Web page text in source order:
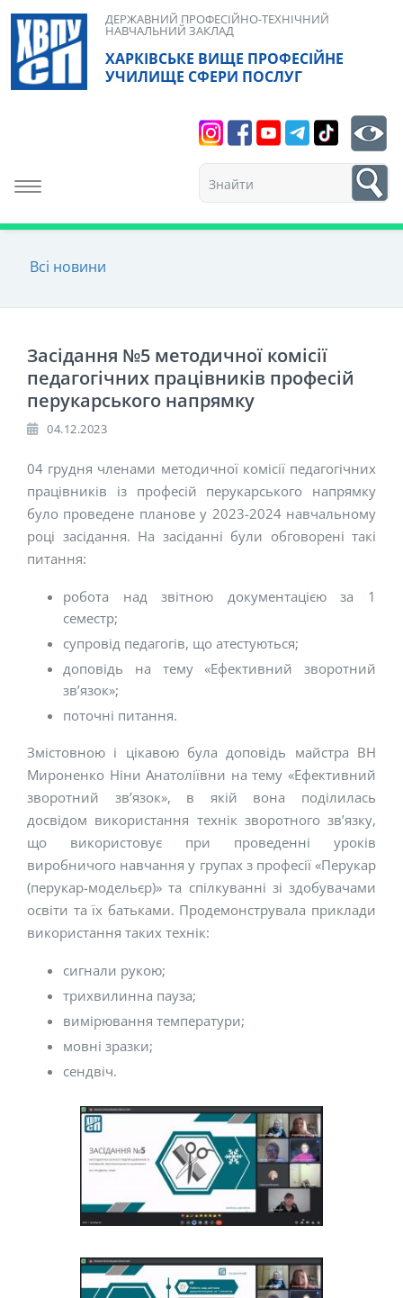
Skip
content
ХАРКІВСЬКЕ ВИЩЕ ПРОФЕСІЙНЕ
УЧИЛИЩЕ СФЕРИ ПОСЛУГ
ДЕРЖАВНИЙ ПРОФЕСІЙНО-ТЕХНІЧНИЙ
НАВЧАЛЬНИЙ ЗАКЛАД
Toggle navigation
1
Всі новини
Засідання №5 методичної комісії
педагогічних працівників професій
перукарського напрямку
04.12.2023
04 грудня членами методичної комісії педагогічних
працівників із професій перукарського напрямку
було проведене планове у 2023-2024 навчальному
році засідання. На засіданні були обговорені такі
питання:
робота над звітною документацією за 1
семестр;
супровід педагогів, що атестуються;
доповідь на тему «Ефективний зворотний
зв’язок»;
поточні питання.
Змістовною і цікавою була доповідь майстра ВН
Мироненко Ніни Анатоліївни на тему «Ефективний
зворотний зв’язок», в якій вона поділилась
досвідом використання технік зворотного зв’язку,
що використовує при проведенні уроків
виробничого навчання у групах з професії «Перукар
(перукар-модельєр)» та спілкуванні зі здобувачами
освіти та їх батьками. Продемонструвала приклади
використання таких технік:
сигнали рукою;
трихвилинна пауза;
вимірювання температури;
мовні зразки;
сендвіч.